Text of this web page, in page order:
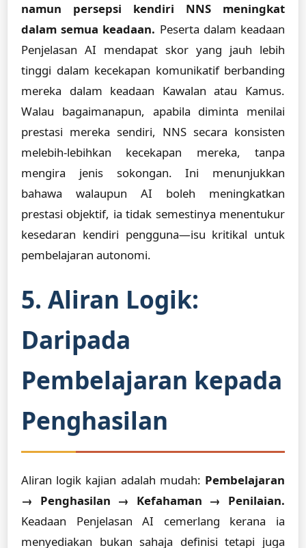
namun persepsi kendiri NNS meningkat
dalam semua keadaan. Peserta dalam keadaan
Penjelasan AI mendapat skor yang jauh lebih
tinggi dalam kecekapan komunikatif berbanding
mereka dalam keadaan Kawalan atau Kamus.
Walau bagaimanapun, apabila diminta menilai
prestasi mereka sendiri, NNS secara konsisten
melebih-lebihkan kecekapan mereka, tanpa
mengira jenis sokongan. Ini menunjukkan
bahawa walaupun AI boleh meningkatkan
prestasi objektif, ia tidak semestinya menentukur
kesedaran kendiri pengguna—isu kritikal untuk
pembelajaran autonomi.
5. Aliran Logik:
Daripada
Pembelajaran kepada
Penghasilan
Aliran logik kajian adalah mudah: Pembelajaran
→ Penghasilan → Kefahaman → Penilaian.
Keadaan Penjelasan AI cemerlang kerana ia
menyediakan bukan sahaja definisi tetapi juga